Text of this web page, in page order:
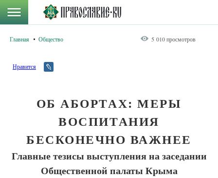
Главная Общество 5 010 просмотров
Нравится
ОБ АБОРТАХ: МЕРЫ
ВОСПИТАНИЯ
БЕСКОНЕЧНО ВАЖНЕЕ
Главные тезисы выступления на заседании
Общественной палаты Крыма